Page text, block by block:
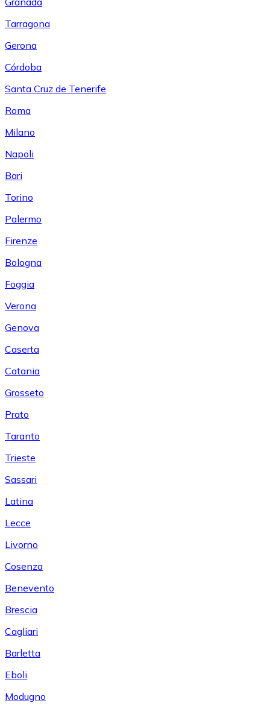
Tarragona
Gerona
Córdoba
Santa Cruz de Tenerife
Roma
Milano
Napoli
Bari
Torino
Palermo
Firenze
Bologna
Foggia
Verona
Genova
Caserta
Catania
Grosseto
Prato
Taranto
Trieste
Sassari
Latina
Lecce
Livorno
Cosenza
Benevento
Brescia
Cagliari
Barletta
Eboli
Modugno